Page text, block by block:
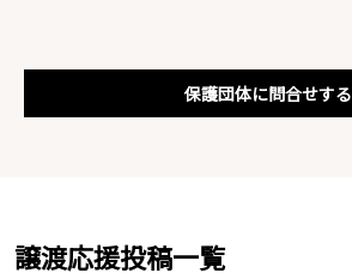
保護団体に問合せする
譲渡応援投稿一覧